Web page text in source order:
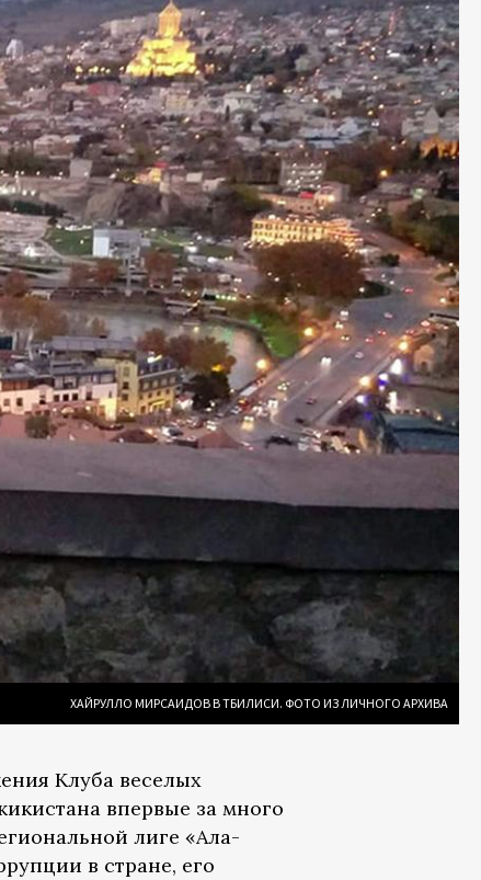
ХАЙРУЛЛО МИРСАИДОВ В ТБИЛИСИ. ФОТО ИЗ ЛИЧНОГО АРХИВА
Клуба веселых
впервые за много
лиге «Ала-
в стране, его